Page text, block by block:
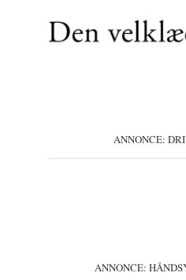
ANNONCE:
ANNONCE: